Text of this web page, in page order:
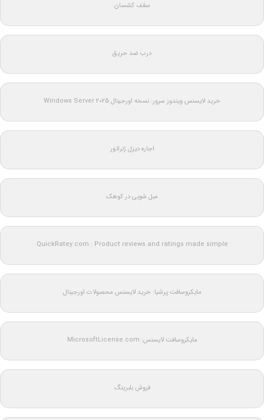
سقف کشسان
درب ضد حریق
خرید لایسنس ویندوز سرور: نسخه اورجینال Windows Server 2025
اجاره دیزل ژنراتور
مبل شویی در کوهک
QuickRatey.com : Product reviews and ratings made simple
مایکروسافت پرشیا: خرید لایسنس محصولات اورجینال
مایکروسافت لایسنس: MicrosoftLicense.com
فروش بلبرینگ